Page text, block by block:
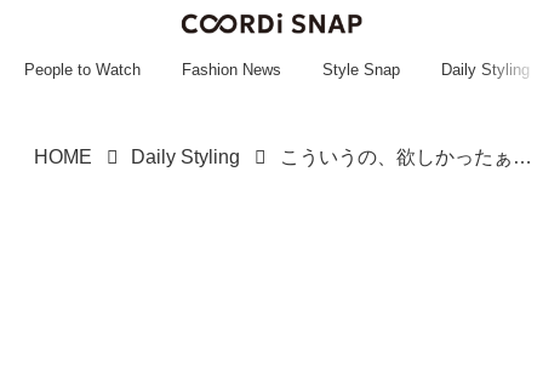
~~~~~~~~~~~
People to Watch Fashion News Style Snap Daily Styling
HOME Daily Styling こういうの、欲しかったぁああ！【ROPÉ PICNIC】楽なのに上品♡「低ヒールシューズ」